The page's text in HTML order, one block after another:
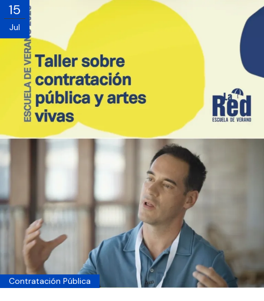
15
Jul
Contratación Pública